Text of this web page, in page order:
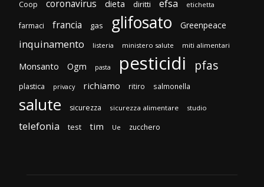
Coop coronavirus dieta diritti efsa etichetta
farmaci francia gas glifosato Greenpeace
inquinamento listeria ministero salute miti alimentari
Monsanto Ogm pasta pesticidi pfas
plastica privacy richiamo ritiro salmonella
salute sicurezza sicurezza alimentare studio
telefonia test tim Ue zucchero